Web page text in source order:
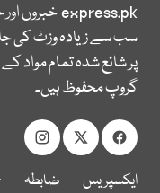
express.pkخبروں
سب سے زیادہ وزٹ کی
پر شائع شدہ تمام مواد
گروپ محفوظ ہیں۔
ایکسپریس
ضابطہ